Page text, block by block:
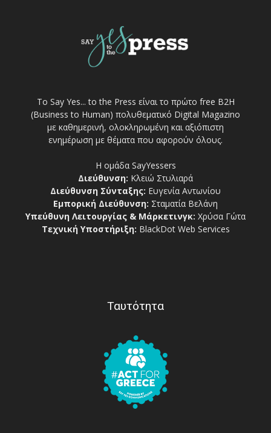
Το Say Yes... to the Press είναι το πρώτο free Β2Η
(Business to Human) πολυθεματικό Digital Magazino
με καθημερινή, ολοκληρωμένη και αξιόπιστη
ενημέρωση με θέματα που αφορούν όλους.
Η ομάδα SayYessers
Διεύθυνση: Κλειώ Στυλιαρά
Διεύθυνση Σύνταξης: Ευγενία Αντωνίου
Εμπορική Διεύθυνση: Σταματία Βελάνη
Υπεύθυνη Λειτουργίας & Μάρκετινγκ: Χρύσα Γώτα
Τεχνική Υποστήριξη: BlackDot Web Services
Ταυτότητα